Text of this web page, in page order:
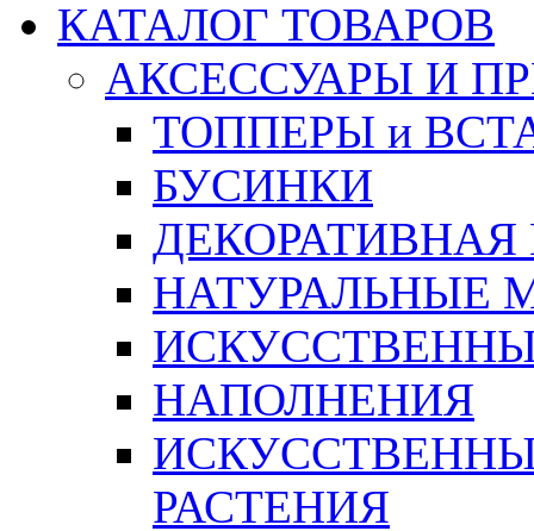
КАТАЛОГ ТОВАРОВ
АКСЕССУАРЫ И
ТОППЕРЫ и
БУСИНКИ
ДЕКОРАТИВНАЯ
НАТУРАЛЬНЫЕ
НАПОЛНЕНИЯ
РАСТЕНИЯ